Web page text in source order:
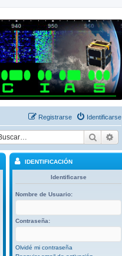
Identificarse
Registrarse
Buscar
IDENTIFICACIÓN
Identificarse
Nombre de Usuario:
Contraseña:
Olvidé mi contraseña